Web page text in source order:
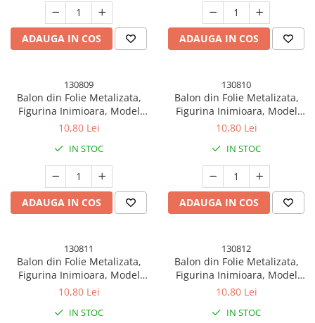
ADAUGA IN COS ADAUGA IN COS
130809
Balon din Folie Metalizata,
Figurina Inimioara, Model
Simplu, Tematica Iubire, 40
Inclus, Umflare cu Aer sau
Heliu, Argintiu
10,80 Lei
IN STOC
ADAUGA IN COS
130810
Balon din Folie Metalizata,
Figurina Inimioara, Model
Simplu, Tematica Iubire, 40
Inclus, Umflare cu Aer sau
Heliu, Rose
10,80 Lei
IN STOC
ADAUGA IN COS
130811
Balon din Folie Metalizata,
Figurina Inimioara, Model
Simplu, Tematica Iubire, 40
Inclus, Umflare cu Aer sau
10,80 Lei
IN STOC
130812
Balon din Folie Metalizata,
Figurina Inimioara, Model
Simplu, Tematica Iubire, 40
Inclus, Umflare cu Aer sau
10,80 Lei
IN STOC